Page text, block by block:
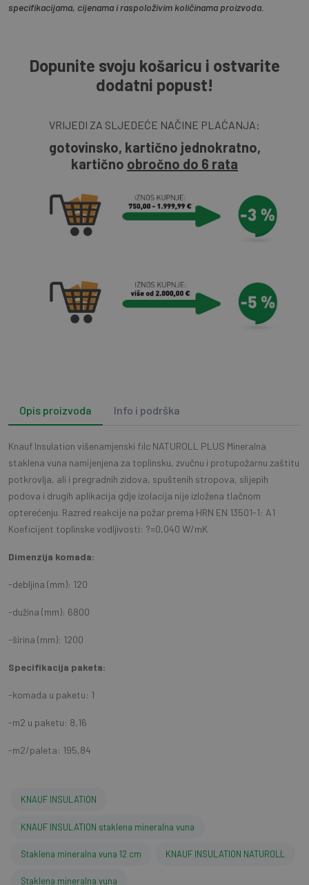
specifikacijama, cijenama i raspoloživim količinama proizvoda.
Dopunite svoju košaricu i ostvarite
dodatni popust!
VRIJEDI ZA SLJEDEĆE NAČINE PLAĆANJA:
gotovinsko, kartično jednokratno,
kartično obročno do 6 rata
Opis proizvoda Info i podrška
Knauf Insulation višenamjenski filc NATUROLL PLUS Mineralna
staklena vuna namijenjena za toplinsku, zvučnu i protupožarnu zaštitu
potkrovlja, ali i pregradnih zidova, spuštenih stropova, slijepih
podova i drugih aplikacija gdje izolacija nije izložena tlačnom
opterećenju. Razred reakcije na požar prema HRN EN 13501-1: A1
Koeficijent toplinske vodljivosti: ?=0,040 W/mK
Dimenzija komada:
-debljina (mm): 120
-dužina (mm): 6800
-širina (mm): 1200
Specifikacija paketa:
-komada u paketu: 1
-m2 u paketu: 8,16
-m2/paleta: 195,84
KNAUF INSULATION
KNAUF INSULATION staklena mineralna vuna
Staklena mineralna vuna 12 cm KNAUF INSULATION NATUROLL
Staklena mineralna vuna